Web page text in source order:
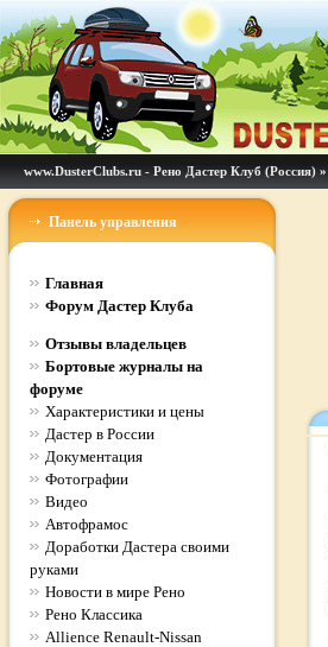
www.DusterClubs.ru - Рено Дастер Клуб (Россия) »
Панель управления
Главная
Форум Дастер Клуба
Отзывы владельцев
Бортовые журналы на
форуме
Характеристики и цены
Дастер в России
Документация
Фотографии
Видео
Автофрамос
Доработки Дастера своими
руками
Новости в мире Рено
Рено Классика
Allience Renault-Nissan